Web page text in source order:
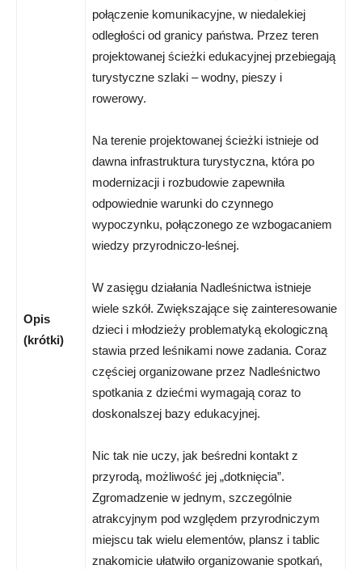
Opis
(krótki)
połączenie komunikacyjne, w niedalekiej
odległości od granicy państwa. Przez teren
projektowanej ścieżki edukacyjnej przebiegają
turystyczne szlaki – wodny, pieszy i
rowerowy.
Na terenie projektowanej ścieżki istnieje od
dawna infrastruktura turystyczna, która po
modernizacji i rozbudowie zapewniła
odpowiednie warunki do czynnego
wypoczynku, połączonego ze wzbogacaniem
wiedzy przyrodniczo-leśnej.
W zasięgu działania Nadleśnictwa istnieje
wiele szkół. Zwiększające się zainteresowanie
dzieci i młodzieży problematyką ekologiczną
stawia przed leśnikami nowe zadania. Coraz
częściej organizowane przez Nadleśnictwo
spotkania z dziećmi wymagają coraz to
doskonalszej bazy edukacyjnej.
Nic tak nie uczy, jak beśredni kontakt z
przyrodą, możliwość jej „dotknięcia”.
Zgromadzenie w jednym, szczególnie
atrakcyjnym pod względem przyrodniczym
miejscu tak wielu elementów, plansz i tablic
znakomicie ułatwiło organizowanie spotkań,